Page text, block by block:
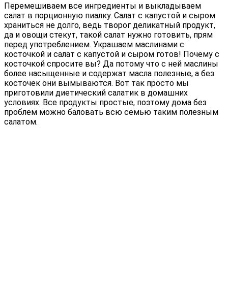
Перемешиваем все ингредиенты и выкладываем
салат в порционную пиалку. Салат с капустой и сыром
храниться не долго, ведь творог деликатный продукт,
да и овощи стекут, такой салат нужно готовить, прям
перед употреблением. Украшаем маслинами с
косточкой и салат с капустой и сыром готов! Почему с
косточкой спросите вы? Да потому что с ней маслины
более насыщенные и содержат масла полезные, а без
косточек они вымываются. Вот так просто мы
приготовили диетический салатик в домашних
условиях. Все продукты простые, поэтому дома без
проблем можно баловать всю семью таким полезным
салатом.